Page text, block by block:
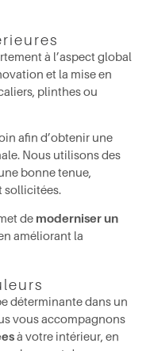
à l’aspect global
et la mise en
plinthes ou
afin d’obtenir une
Nous utilisons des
bonne tenue,
sollicitées.
de moderniser un
améliorant la
déterminante dans un
vous accompagnons
à votre intérieur, en